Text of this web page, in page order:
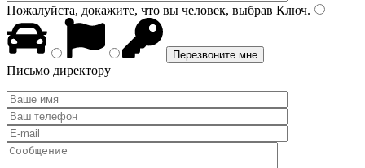
Пожалуйста, докажите, что вы человек, выбрав Ключ.
Письмо директору